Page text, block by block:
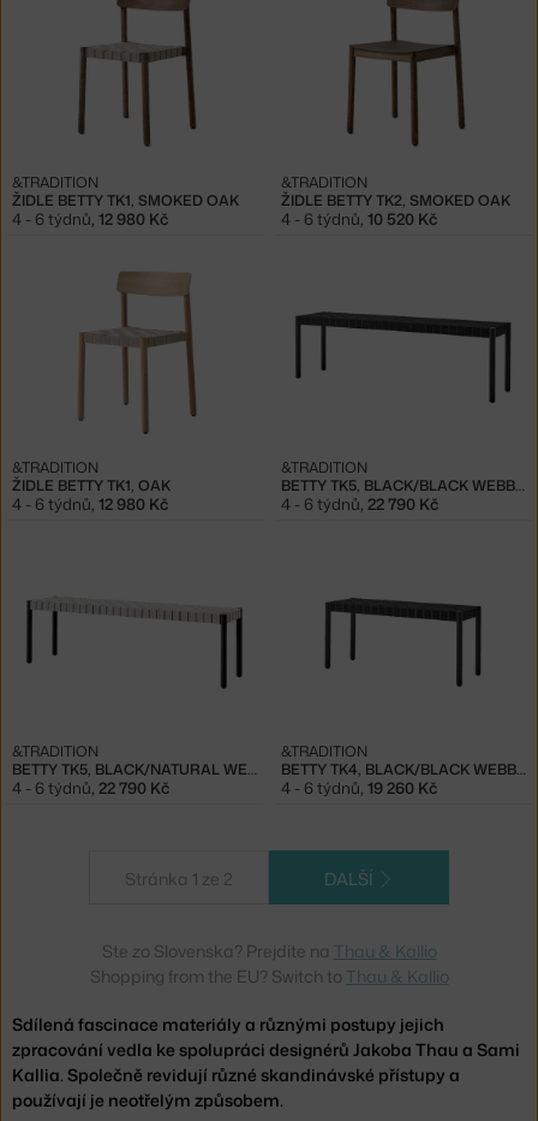
Sdílená fascinace materiály a různými postupy jejich
zpracování vedla ke spolupráci designérů Jakoba Thau a Sami
Kallia. Společně revidují různé skandinávské přístupy a
používají je neotřelým způsobem.
ŽIDLE BETTY TK1, SMOKED OAK
&TRADITION
4 - 6 týdnů 12 980 Kč
ŽIDLE BETTY TK2, SMOKED OAK
&TRADITION
4 - 6 týdnů 10 520 Kč
ŽIDLE BETTY TK1, OAK
&TRADITION
4 - 6 týdnů 12 980 Kč
BETTY TK5, BLACK/BLACK WEBBING
&TRADITION
4 - 6 týdnů 22 790 Kč
BETTY TK5, BLACK/NATURAL WEBBING
&TRADITION
4 - 6 týdnů, 22 790 Kč
BETTY TK4, BLACK/BLACK WEBBING
&TRADITION
4 - 6 týdnů, 19 260 Kč
Stránka 1 ze 2 DALŠÍ
Ste zo Slovenska? Prejdite na Thau & Kallio
Shopping from the EU? Switch to Thau & Kallio